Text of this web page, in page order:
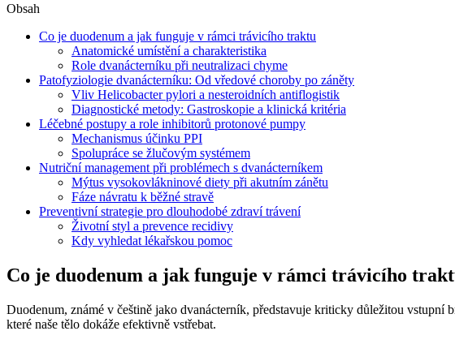
Obsah
Co je duodenum a jak funguje v rámci trávicího traktu
Anatomické umístění a charakteristika
Role dvanácterníku při neutralizaci chyme
Patofyziologie dvanácterníku: Od vředové choroby po záněty
Vliv Helicobacter pylori a nesteroidních antiflogistik
Diagnostické metody: Gastroskopie a klinická kritéria
Léčebné postupy a role inhibitorů protonové pumpy
Mechanismus účinku PPI
Spolupráce se žlučovým systémem
Nutriční management při problémech s dvanácterníkem
Mýtus vysokovlákninové diety při akutním zánětu
Fáze návratu k běžné stravě
Preventivní strategie pro dlouhodobé zdraví trávení
Životní styl a prevence recidivy
Kdy vyhledat lékařskou pomoc
Co je duodenum a jak funguje v rámci trávicího
Duodenum, známé v češtině jako dvanácterník, představuje kriticky důležitou
které naše tělo dokáže efektivně vstřebat.